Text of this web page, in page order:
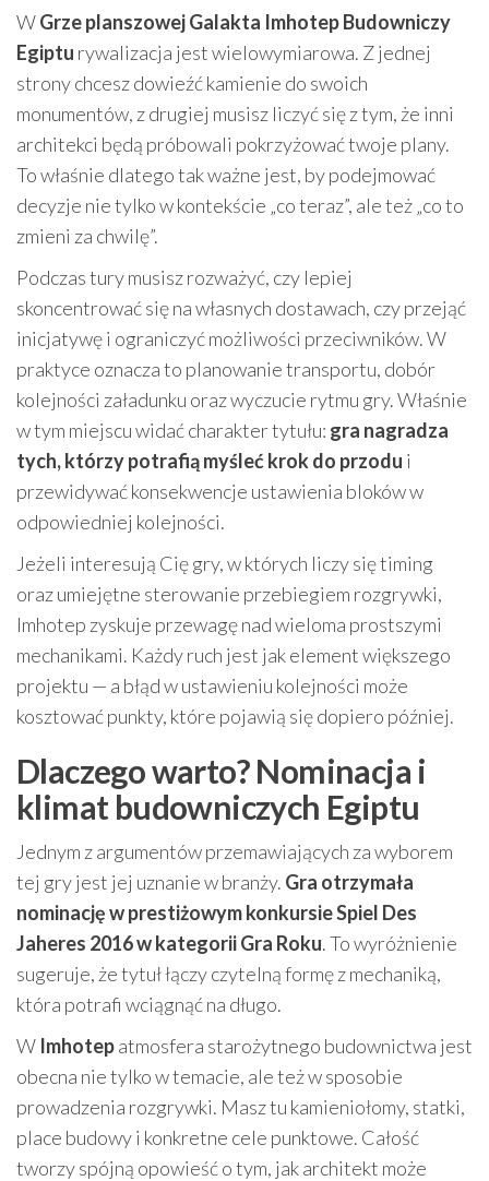
WGrze planszowej Galakta Imhotep Budowniczy
Egiptu rywalizacja jest wielowymiarowa. Z jednej
strony chcesz dowieźć kamienie do swoich
monumentów, z drugiej musisz liczyć się z tym, że inni
architekci będą próbowali pokrzyżować twoje plany.
To właśnie dlatego tak ważne jest, by podejmować
decyzje nie tylko w kontekście „co teraz”, ale też „co to
zmieni za chwilę”.
Podczas tury musisz rozważyć, czy lepiej
skoncentrować się na własnych dostawach, czy przejąć
inicjatywę i ograniczyć możliwości przeciwników. W
praktyce oznacza to planowanie transportu, dobór
kolejności załadunku oraz wyczucie rytmu gry. Właśnie
w tym miejscu widać charakter tytułu: gra nagradza
tych, którzy potrafią myśleć krok do przodu i
przewidywać konsekwencje ustawienia bloków w
odpowiedniej kolejności.
Jeżeli interesują Cię gry, w których liczy się timing
oraz umiejętne sterowanie przebiegiem rozgrywki,
Imhotep zyskuje przewagę nad wieloma prostszymi
mechanikami. Każdy ruch jest jak element większego
projektu — a błąd w ustawieniu kolejności może
kosztować punkty, które pojawią się dopiero później.
Dlaczego warto? Nominacja i
klimat budowniczych Egiptu
Jednym z argumentów przemawiających za wyborem
tej gry jest jej uznanie w branży. Gra otrzymała
nominację w prestiżowym konkursie Spiel Des
Jaheres 2016 w kategorii Gra Roku. To wyróżnienie
sugeruje, że tytuł łączy czytelną formę z mechaniką,
która potrafi wciągnąć na długo.
W Imhotepatmosfera starożytnego budownictwa jest
obecna nie tylko w temacie, ale też w sposobie
prowadzenia rozgrywki. Masz tu kamieniołomy, statki,
place budowy i konkretne cele punktowe. Całość
tworzy spójną opowieść o tym, jak architekt może